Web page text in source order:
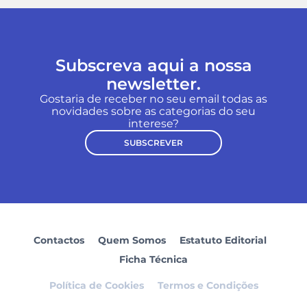
Subscreva aqui a nossa
newsletter.
Gostaria de receber no seu email todas as
novidades sobre as categorias do seu
interese?
SUBSCREVER
Contactos Quem Somos
Estatuto Editorial
Ficha Técnica
Política de Cookies Termos e Condições